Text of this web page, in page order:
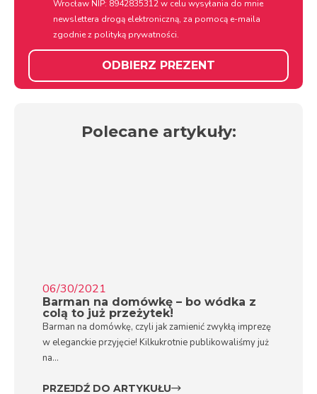
Wrocław NIP: 8942835312 w celu wysyłania do mnie
newslettera drogą elektroniczną, za pomocą e-maila
zgodnie z polityką prywatności.
ODBIERZ PREZENT
Polecane artykuły:
06/30/2021
Barman na domówkę – bo wódka z
colą to już przeżytek!
Barman na domówkę, czyli jak zamienić zwykłą imprezę
w eleganckie przyjęcie! Kilkukrotnie publikowaliśmy już
na...
PRZEJDŹ DO ARTYKUŁU